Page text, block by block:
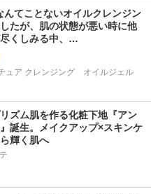
てことないオイルクレンジン
たが、肌の状態が悪い時に他
くしみる中、…
ュア クレンジング　オイルジェル
ズム肌を作る化粧下地『アン
誕生。メイクアップ×スキンケ
輝く肌へ